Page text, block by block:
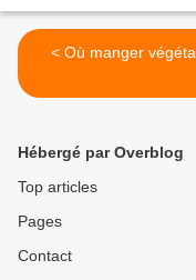
< Où manger
Hébergé par Overblog
Top articles
Pages
Contact